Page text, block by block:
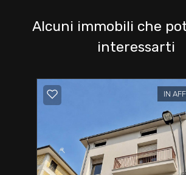
Alcuni immobili che
interessarti
IN